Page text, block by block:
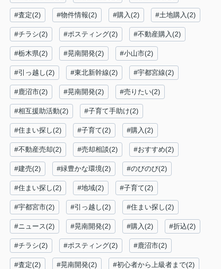
#査定(2) #物件情報(2) #購入(2) #土地購入(2)
#チラシ(2) #ポスティング(2) #不動産購入(2)
#栃木県(2) #晃南開発(2) #小山市(2)
#引っ越し(2) #東北新幹線(2) #宇都宮線(2)
#鹿沼市(2) #晃南開発(2) #売りたい(2)
#相互援助活動(2) #子育て手助け(2)
#住まい探し(2) #子育て(2) #購入(2)
#不動産売却(2) #売却相談(2) #おすすめ(2)
#建売(2) #緑豊かな環境(2) #のびのび(2)
#住まい探し(2) #地域(2) #子育て(2)
#宇都宮市(2) #引っ越し(2) #住まい探し(2)
#ニュース(2) #晃南開発(2) #購入(2) #折込(2)
#チラシ(2) #ポスティング(2) #鹿沼市(2)
#査定(2) #晃南開発(2) #初心者から上級者まで(2)